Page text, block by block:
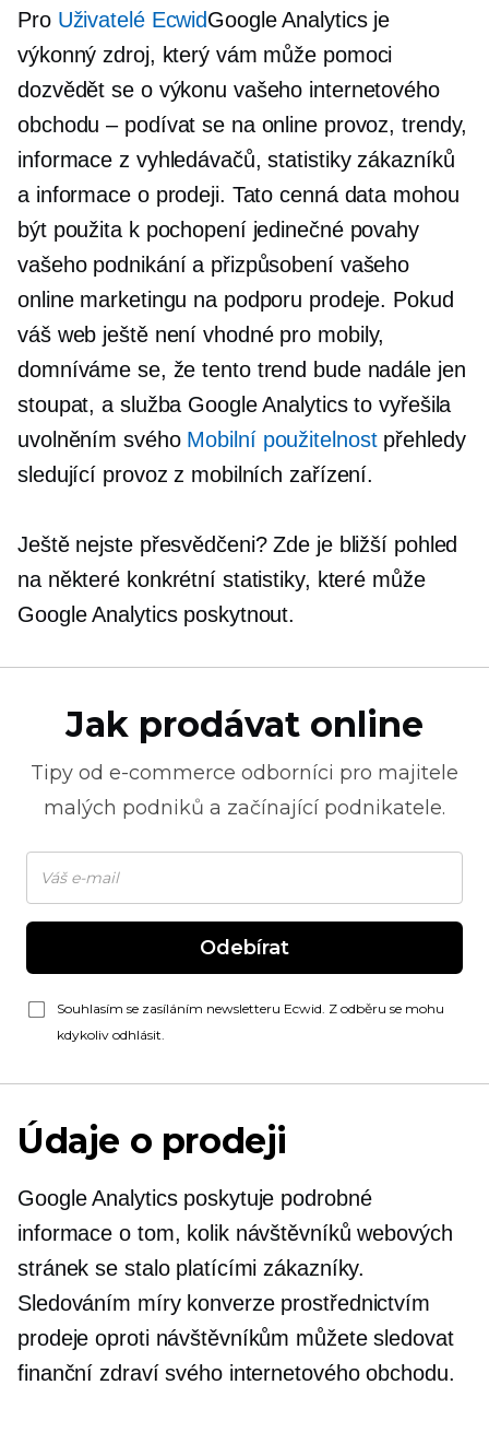
Pro Uživatelé EcwidGoogle Analytics je
výkonný zdroj, který vám může pomoci
dozvědět se o výkonu vašeho internetového
obchodu – podívat se na online provoz, trendy,
informace z vyhledávačů, statistiky zákazníků
a informace o prodeji. Tato cenná data mohou
být použita k pochopení jedinečné povahy
vašeho podnikání a přizpůsobení vašeho
online marketingu na podporu prodeje. Pokud
váš web ještě nenívhodné pro mobily,
domníváme se, že tento trend bude nadále jen
stoupat, a služba Google Analytics to vyřešila
uvolněním svého Mobilní použitelnostpřehledy
sledující provoz z mobilních zařízení.
Ještě nejste přesvědčeni? Zde je bližší pohled
na některé konkrétní statistiky, které může
Google Analytics poskytnout.
Jak prodávat online
Tipy od e-commerce odborníci pro majitele
malých podniků a začínající podnikatele.
Odebírat
Souhlasím se zasíláním newsletteru Ecwid. Z odběru se mohu
kdykoliv odhlásit.
Údaje o prodeji
Google Analytics poskytuje podrobné
informace o tom, kolik návštěvníků webových
stránek se stalo platícími zákazníky.
Sledováním míry konverze prostřednictvím
prodeje oproti návštěvníkům můžete sledovat
finanční zdraví svého internetového obchodu.